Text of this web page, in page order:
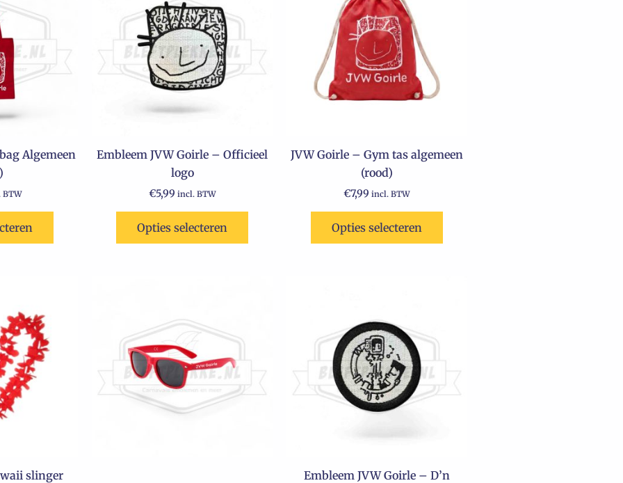
Algemeen
BTW
Embleem JVW Goirle – Officieel
logo
€5,99 incl. BTW
Opties selecteren
JVW Goirle – Gym tas algemeen
(rood)
€7,99 incl. BTW
Opties selecteren
slinger
Embleem JVW Goirle – D’n